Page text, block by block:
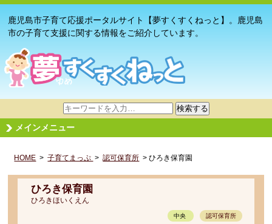
鹿児島市子育て応援ポータルサイト【夢すくすくねっと】。鹿児島
市の子育て支援に関する情報をご紹介しています。
サ
イ
ト
検
検索する
メインメニュー
HOME >子育てまっぷ >認可保育所 > ひろき保育園
ひろき保育園
ひろきほいくえん
中央 認可保育所